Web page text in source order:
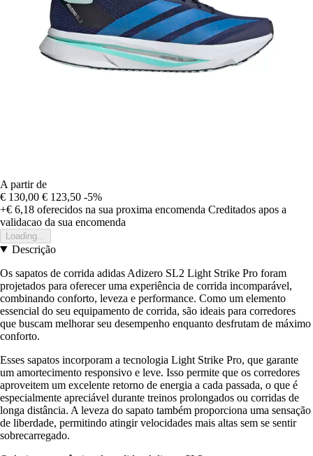
A partir de
€ 130,00 € 123,50 -5%
+€ 6,18 oferecidos na sua proxima encomenda Creditados apos a
validacao da sua encomenda
Loading...
Descrição
Os sapatos de corrida adidas Adizero SL2 Light Strike Pro foram
projetados para oferecer uma experiência de corrida incomparável,
combinando conforto, leveza e performance. Como um elemento
essencial do seu equipamento de corrida, são ideais para corredores
que buscam melhorar seu desempenho enquanto desfrutam de máximo
conforto.
Esses sapatos incorporam a tecnologia Light Strike Pro, que garante
um amortecimento responsivo e leve. Isso permite que os corredores
aproveitem um excelente retorno de energia a cada passada, o que é
especialmente apreciável durante treinos prolongados ou corridas de
longa distância. A leveza do sapato também proporciona uma sensação
de liberdade, permitindo atingir velocidades mais altas sem se sentir
sobrecarregado.